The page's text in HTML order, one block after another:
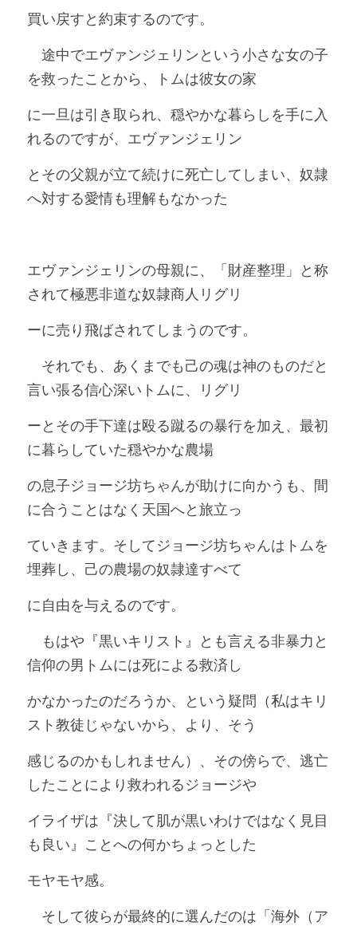
買い戻すと約束するのです。
途中でエヴァンジェリンという小さな女の子
を救ったことから、トムは彼女の家
に一旦は引き取られ、穏やかな暮らしを手に入
れるのですが、エヴァンジェリン
とその父親が立て続けに死亡してしまい、奴隷
へ対する愛情も理解もなかった
エヴァンジェリンの母親に、「財産整理」と称
されて極悪非道な奴隷商人リグリ
ーに売り飛ばされてしまうのです。
それでも、あくまでも己の魂は神のものだと
言い張る信心深いトムに、リグリ
ーとその手下達は殴る蹴るの暴行を加え、最初
に暮らしていた穏やかな農場
の息子ジョージ坊ちゃんが助けに向かうも、間
に合うことはなく天国へと旅立っ
ていきます。そしてジョージ坊ちゃんはトムを
埋葬し、己の農場の奴隷達すべて
に自由を与えるのです。
もはや『黒いキリスト』とも言える非暴力と
信仰の男トムには死による救済し
かなかったのだろうか、という疑問（私はキリ
スト教徒じゃないから、より、そう
感じるのかもしれません）、その傍らで、逃亡
したことにより救われるジョージや
イライザは『決して肌が黒いわけではなく見目
も良い』ことへの何かちょっとした
モヤモヤ感。
そして彼らが最終的に選んだのは「海外（ア